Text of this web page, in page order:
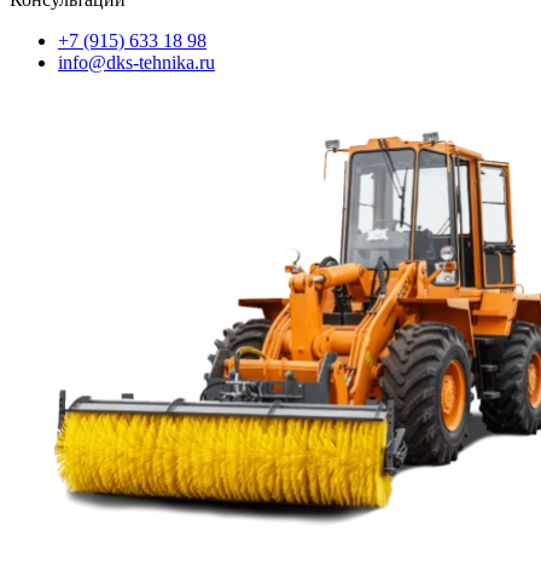
+7 (915) 633 18 98
info@dks-tehnika.ru